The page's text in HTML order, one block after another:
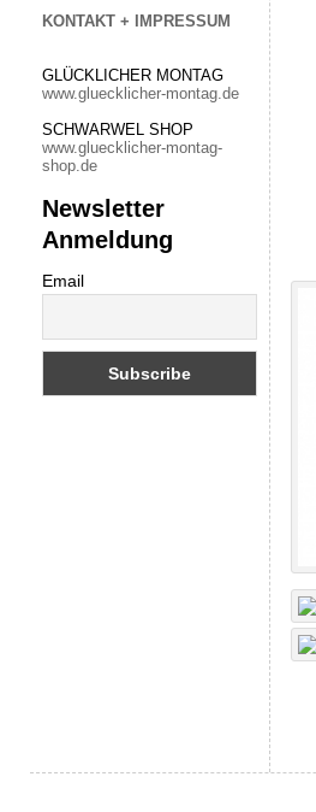
KONTAKT + IMPRESSUM
GLÜCKLICHER MONTAG
www.gluecklicher-montag.de
SCHWARWEL SHOP
www.gluecklicher-montag-
shop.de
Newsletter
Anmeldung
Email